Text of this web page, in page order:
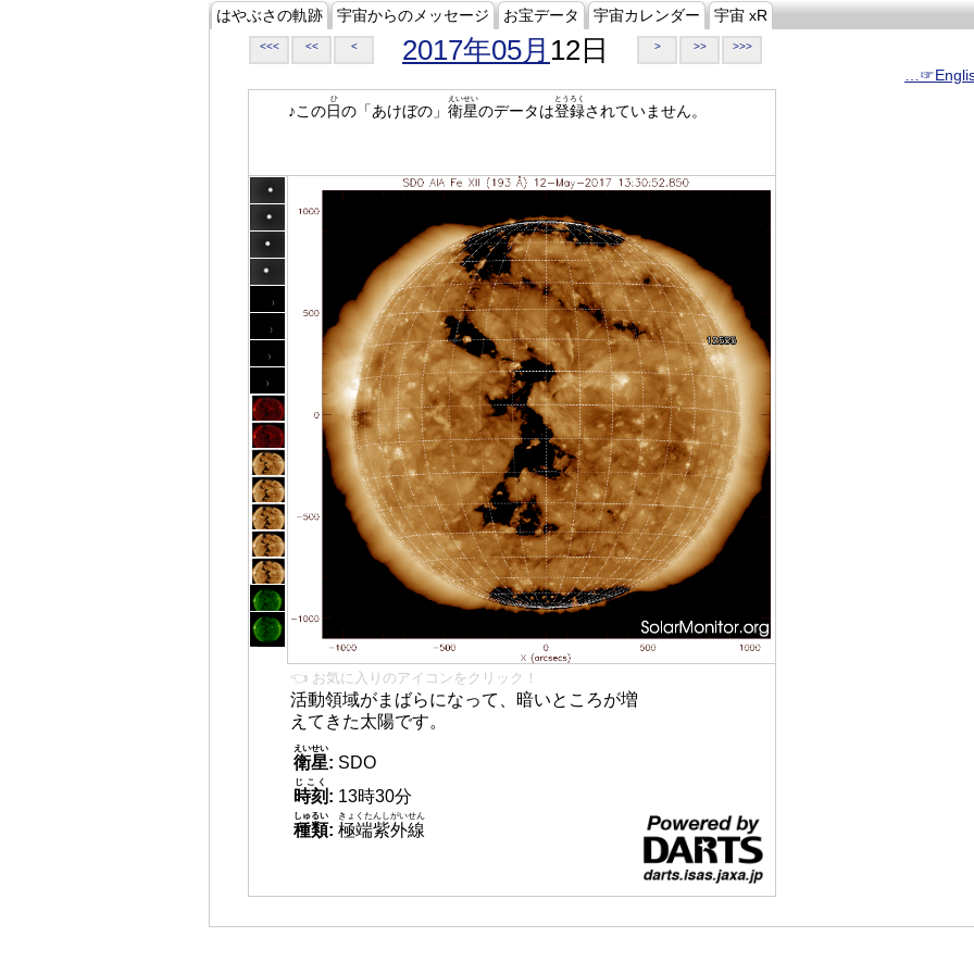
はやぶさの軌跡 宇宙からのメッセージ お宝データ 宇宙カレンダー 宇宙 xR
<<< << < 2017年05月 12日 > >> >>>
♪この日
ひ
の「あけぼの」 衛星
えいせい
のデータは登録
とうろく
されていません。
👈 お気に入りのアイコンをクリック！
活動領域がまばらになって、暗いところが増
えてきた太陽です。
衛星
えいせい
: SDO
時刻
じこく
: 13時30分
種類
しゅるい
: 極端紫外線
きょくたんしがいせん